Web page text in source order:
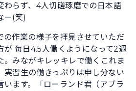
わらず、4人切磋琢磨での日本語
ー(笑)
の作業の様子を拝見させていただ
が 毎日4.5人働くようになって2週
。みながキレッキレで働くこれま
実習生の働きっぷりは申し分ない
います。「ローランド君（アブラ